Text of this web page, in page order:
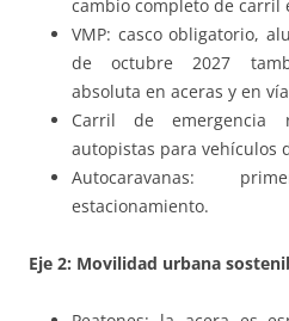
cambio completo de carril
VMP: casco obligatorio,
de octubre 2027
absoluta en aceras y en
Carril de emergencia
autopistas para vehículos
Autocaravanas:
estacionamiento.
Eje 2: Movilidad urbana